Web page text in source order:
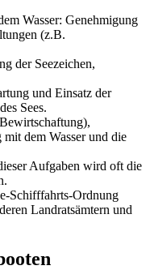
Wasser: Genehmigung
(z.B.
der Seezeichen,
und Einsatz der
Sees.
dem Wasser und die
Aufgaben wird oft die
Schifffahrts-Ordnung
Landratsämtern und